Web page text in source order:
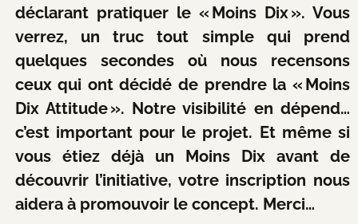
déclarant pratiquer le « Moins Dix ». Vous
verrez, un truc tout simple qui prend
quelques secondes où nous recensons
ceux qui ont décidé de prendre la « Moins
Dix Attitude ». Notre visibilité en dépend…
c’est important pour le projet. Et même si
vous étiez déjà un Moins Dix avant de
découvrir l’initiative, votre inscription nous
aidera à promouvoir le concept. Merci…